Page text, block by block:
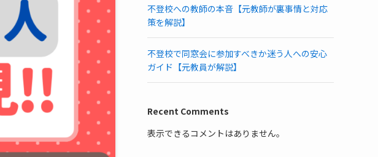
不登校への教師の本音【元教師が裏事情と対応
策を解説】
不登校で同窓会に参加すべきか迷う人への安心
ガイド【元教員が解説】
Recent Comments
表示できるコメントはありません。